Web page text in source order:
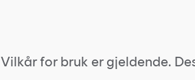
Vilkår for bruk er gjeldende.